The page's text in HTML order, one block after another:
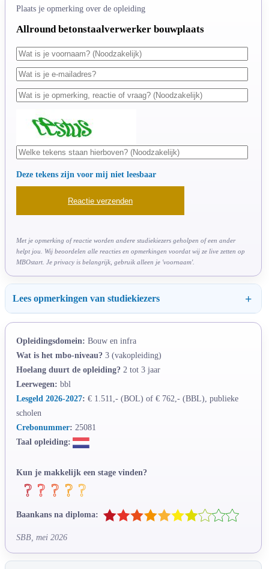
Plaats je opmerking over de opleiding
Allround betonstaalverwerker bouwplaats
Deze tekens zijn voor mij niet leesbaar
Met je opmerking of reactie worden andere studiekiezers geholpen of een ander
helpt jou. Wij beoordelen alle reacties en opmerkingen voordat wij ze live zetten op
MBOstart. Je privacy is belangrijk, gebruik alleen je 'voornaam'.
Lees opmerkingen van studiekiezers
Opleidingsdomein: Bouw en infra
Wat is het mbo-niveau? 3 (vakopleiding)
Hoelang duurt de opleiding? 2 tot 3 jaar
Leerwegen: bbl
Lesgeld 2026-2027: € 1.511,- (BOL) of € 762,- (BBL), publieke
scholen
Crebonummer: 25081
Taal opleiding:
Kun je makkelijk een stage vinden?
Baankans na diploma:
SBB, mei 2026